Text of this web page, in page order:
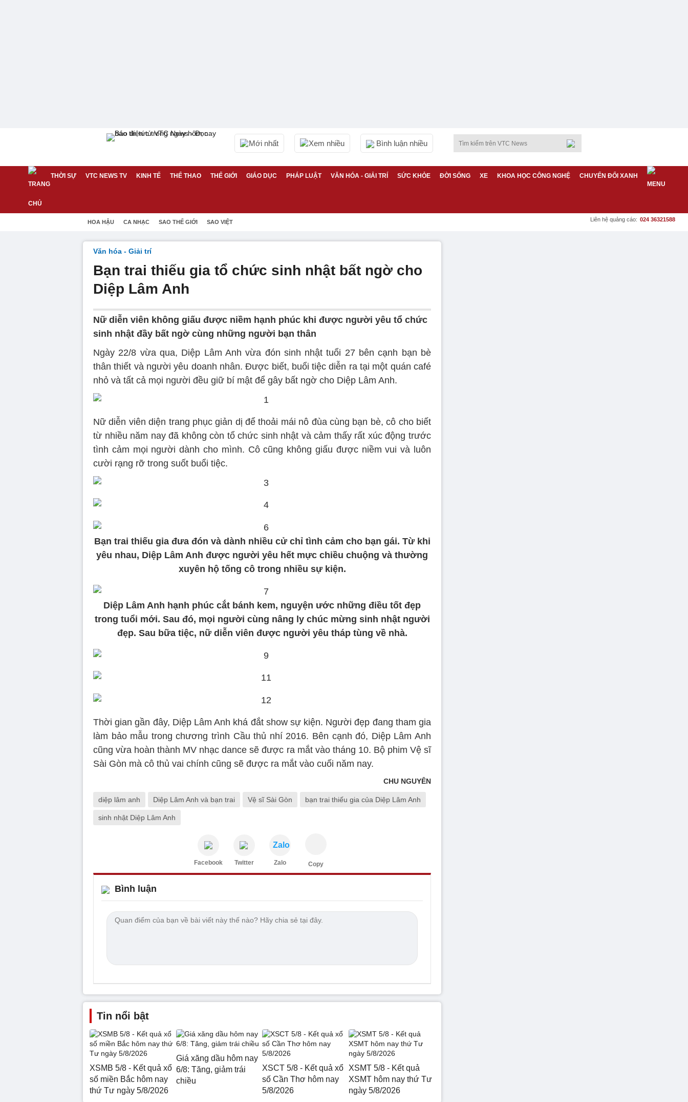
Mới nhất Xem nhiều Bình luận nhiều
THỜI SỰ VTC NEWS TV KINH TẾ THỂ THAO THẾ GIỚI GIÁO DỤC PHÁP LUẬT VĂN HÓA - GIẢI TRÍ SỨC KHỎE ĐỜI SỐNG XE KHOA HỌC CÔNG NGHỆ CHUYỂN ĐỔI XANH
HOA HẬU CA NHẠC SAO THẾ GIỚI SAO VIỆT Liên hệ quảng cáo: 024 36321588
Văn hóa - Giải trí
Bạn trai thiếu gia tổ chức sinh nhật bất ngờ cho
Diệp Lâm Anh
Nữ diễn viên không giấu được niềm hạnh phúc khi được người yêu tổ chức
sinh nhật đầy bất ngờ cùng những người bạn thân
Ngày 22/8 vừa qua, Diệp Lâm Anh vừa đón sinh nhật tuổi 27 bên cạnh bạn bè
thân thiết và người yêu doanh nhân. Được biết, buổi tiệc diễn ra tại một quán café
nhỏ và tất cả mọi người đều giữ bí mật để gây bất ngờ cho Diệp Lâm Anh.
Nữ diễn viên diện trang phục giản dị để thoải mái nô đùa cùng bạn bè, cô cho biết
từ nhiều năm nay đã không còn tổ chức sinh nhật và cảm thấy rất xúc động trước
tình cảm mọi người dành cho mình. Cô cũng không giấu được niềm vui và luôn
cười rạng rỡ trong suốt buổi tiệc.
Bạn trai thiếu gia đưa đón và dành nhiều cử chỉ tình cảm cho bạn gái. Từ khi
yêu nhau, Diệp Lâm Anh được người yêu hết mực chiều chuộng và thường
xuyên hộ tống cô trong nhiều sự kiện.
Diệp Lâm Anh hạnh phúc cắt bánh kem, nguyện ước những điều tốt đẹp
trong tuổi mới. Sau đó, mọi người cùng nâng ly chúc mừng sinh nhật người
đẹp. Sau bữa tiệc, nữ diễn viên được người yêu tháp tùng về nhà.
Thời gian gần đây, Diệp Lâm Anh khá đắt show sự kiện. Người đẹp đang tham gia
làm bảo mẫu trong chương trình Cầu thủ nhí 2016. Bên cạnh đó, Diệp Lâm Anh
cũng vừa hoàn thành MV nhạc dance sẽ được ra mắt vào tháng 10. Bộ phim Vệ sĩ
Sài Gòn mà cô thủ vai chính cũng sẽ được ra mắt vào cuối năm nay.
CHU NGUYÊN
diệp lâm anh Diệp Lâm Anh và bạn trai Vệ sĩ Sài Gòn bạn trai thiếu gia của Diệp Lâm Anh
sinh nhật Diệp Lâm Anh
Facebook Twitter
Zalo
Zalo Copy
Bình luận
Tin nổi bật
XSMB 5/8 - Kết quả xổ
số miền Bắc hôm nay
thứ Tư ngày 5/8/2026
Giá xăng dầu hôm nay
6/8: Tăng, giảm trái
chiều
XSCT 5/8 - Kết quả xổ
số Cần Thơ hôm nay
5/8/2026
XSMT 5/8 - Kết quả
XSMT hôm nay thứ Tư
ngày 5/8/2026